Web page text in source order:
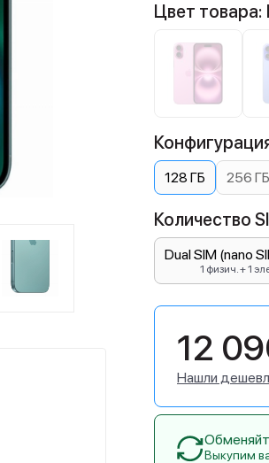
Цвет
128 ГБ 256 ГБ
Количество
Dual SIM (nano
1 физич. + 1
12
Нашли
Выкупим